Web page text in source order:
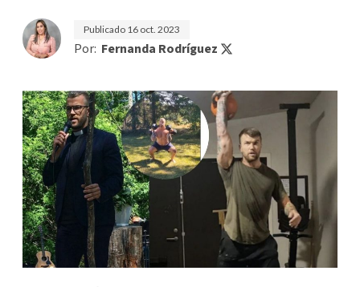
Publicado 16 oct. 2023
Por: Fernanda Rodríguez